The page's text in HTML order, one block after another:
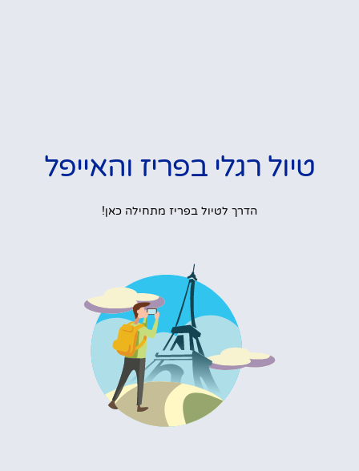
טיול רגלי בפריז והאייפל
הדרך לטיול בפריז מתחילה כאן!